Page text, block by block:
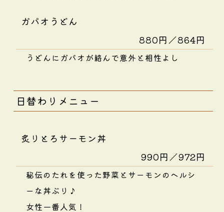
ガパオうどん
880円／864円
うどんにガパオが絡んで意外と相性よし
日替わりメニュー
炙りとろサーモン丼
990円／972円
秘伝のたれを使った野菜とサーモンのヘルシ
ーな丼ぶり♪
女性一番人気！